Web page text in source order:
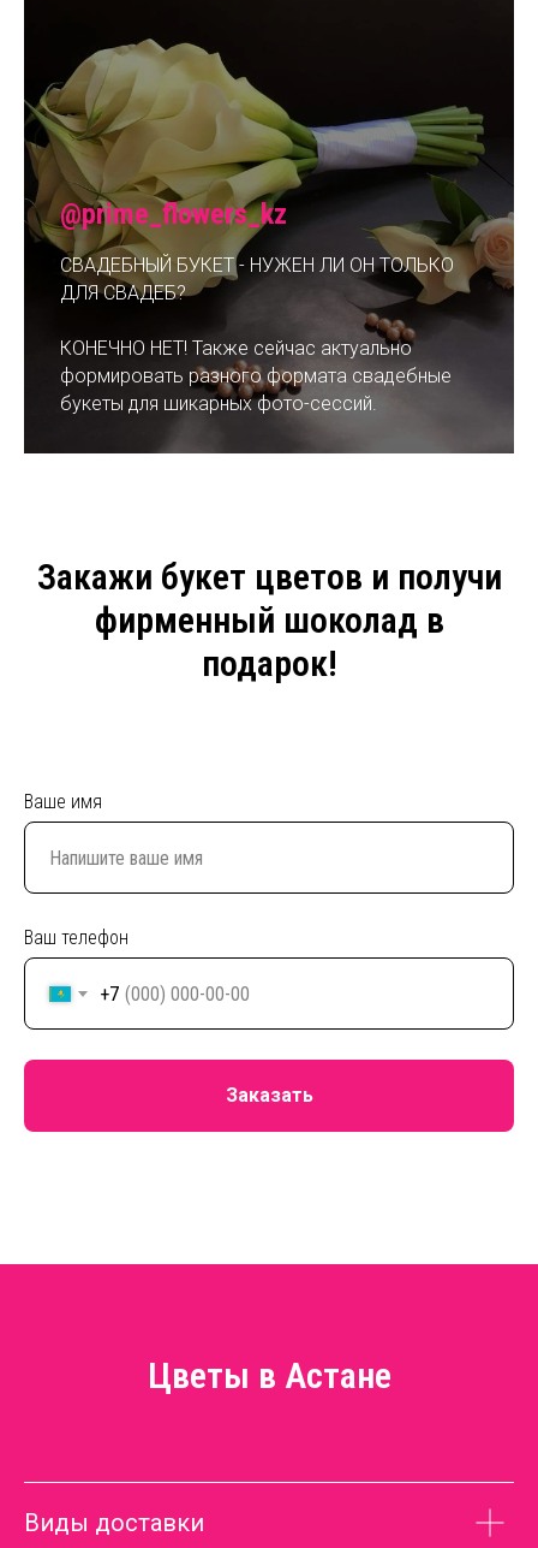
@prime_flowers_kz
СВАДЕБНЫЙ БУКЕТ - НУЖЕН ЛИ ОН ТОЛЬКО
ДЛЯ СВАДЕБ?
КОНЕЧНО НЕТ! Также сейчас актуально
формировать разного формата свадебные
букеты для шикарных фото-сессий.
Закажи букет цветов и получи
фирменный шоколад в
подарок!
Ваше имя
Ваш телефон
+7
Заказать
Цветы в Астане
Виды доставки